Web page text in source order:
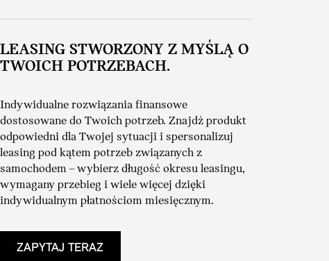
LEASING STWORZONY Z MYŚLĄ O
TWOICH POTRZEBACH.
Indywidualne rozwiązania finansowe
dostosowane do Twoich potrzeb. Znajdź produkt
odpowiedni dla Twojej sytuacji i spersonalizuj
leasing pod kątem potrzeb związanych z
samochodem – wybierz długość okresu leasingu,
wymagany przebieg i wiele więcej dzięki
indywidualnym płatnościom miesięcznym.
ZAPYTAJ TERAZ